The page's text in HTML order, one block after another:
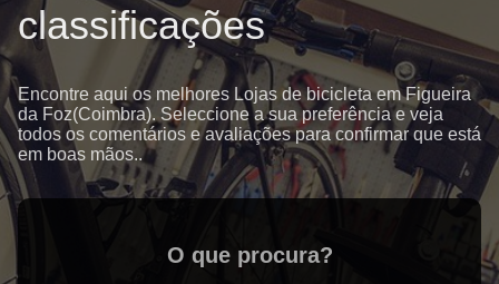
classificações
Encontre aqui os melhores Lojas de bicicleta em Figueira
da Foz(Coimbra). Seleccione a sua preferência e veja
todos os comentários e avaliações para confirmar que está
em boas mãos..
O que procura?